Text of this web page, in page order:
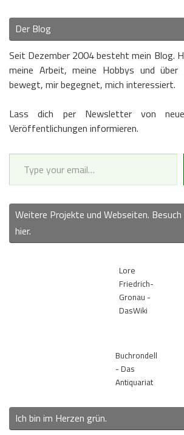
Der Blog
Seit Dezember 2004 besteht mein Blog.
meine Arbeit, meine Hobbys und
bewegt, mir begegnet, mich interessiert.
Lass dich per Newsletter von
Veröffentlichungen informieren.
Type your email…
Weitere Projekte und Webseiten. Besuch
hier.
Lore
Friedrich-
Gronau -
DasWiki
Buchrondell
- Das
Antiquariat
Ich bin im Herzen grün.